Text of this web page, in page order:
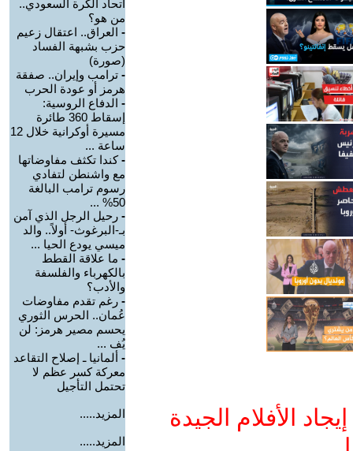
الأفلام الجيدة
اتحاد الكرة السعودي..
من هو؟
- العراق.. اعتقال زعيم
حزب بشبهة الفساد
(صورة)
- ترامب وإيران.. صفقة
هرمز أو عودة الحرب
- الدفاع الروسية:
إسقاط 360 طائرة
مسيرة أوكرانية خلال 12
ساعة ...
-كندا تكثف مفاوضاتها
مع واشنطن لتفادي
رسوم ترامب البالغة
50% ...
- رحيل الرجل الذي آمن
بـ-البرغوث- أولاً.. والد
ميسي يودع الحيا ...
- ما علاقة القطط
بالكهرباء والفلسفة
والأدب؟
- رغم تقدم مفاوضات
عُمان.. الحرس الثوري
يحسم مصير هرمز: لن
يُف ...
- ألمانيا ـ إصلاح التقاعد
معركة كسر عظم لا
تحتمل التأجيل
المزيد.....
المزيد.....